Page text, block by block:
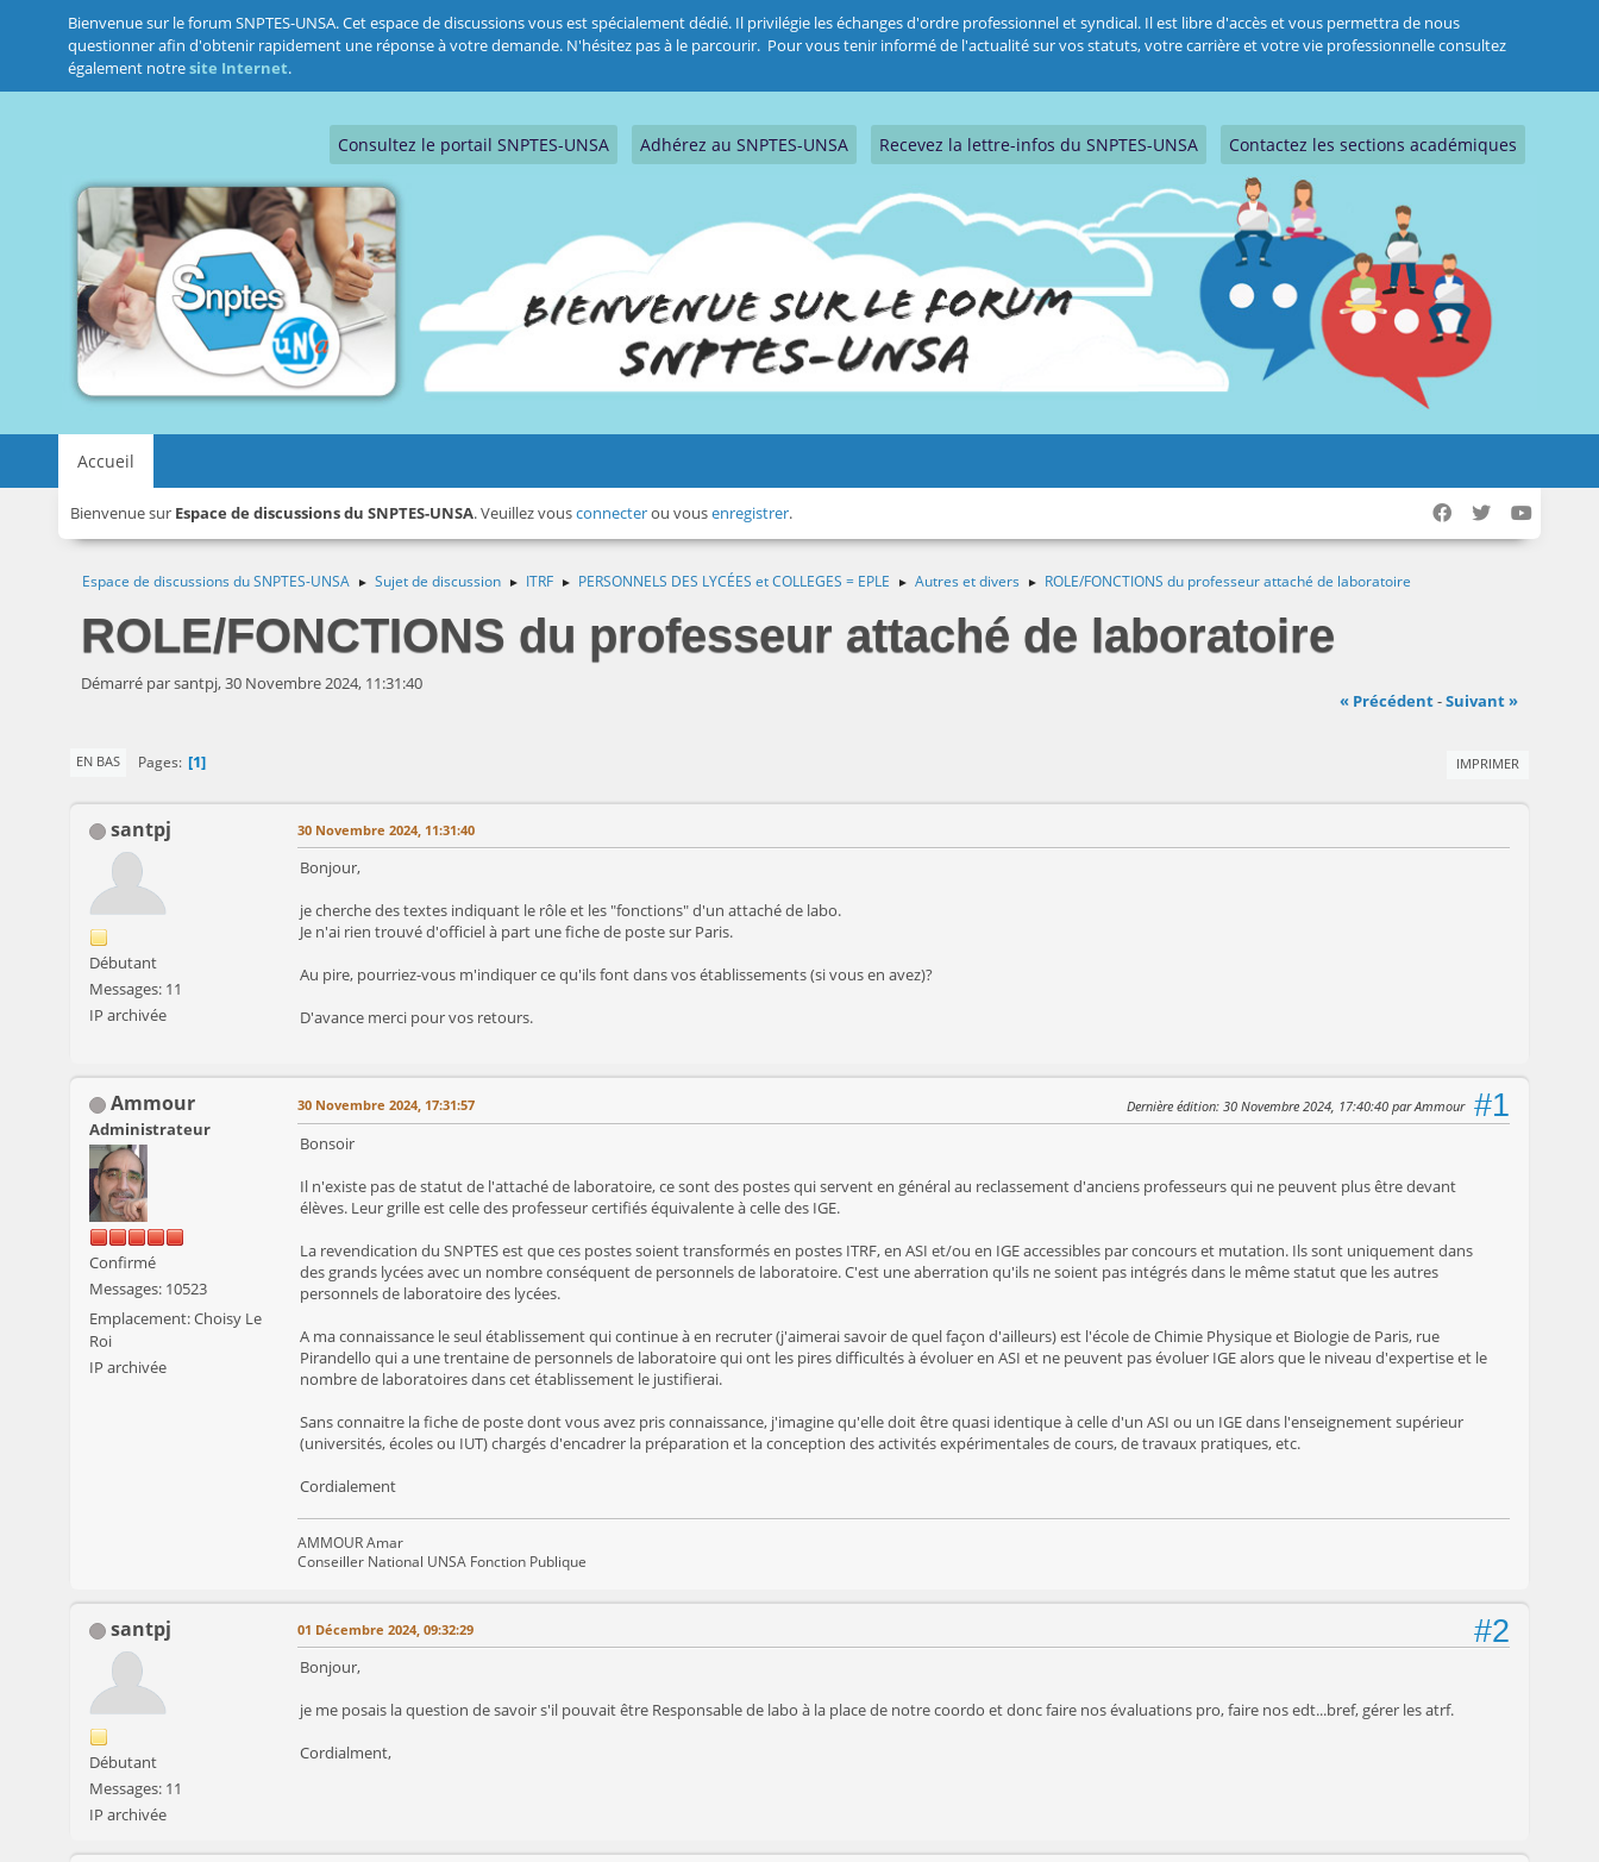
Bienvenue sur le forum SNPTES-UNSA. Cet espace de discussions vous est spécialement dédié. Il privilégie les échanges d'ordre professionnel et syndical. Il est libre d'accès et vous permettra de nous
questionner afin d'obtenir rapidement une réponse à votre demande. N'hésitez pas à le parcourir. Pour vous tenir informé de l'actualité sur vos statuts, votre carrière et votre vie professionnelle consultez
également notresite Internet.
Consultez le portail SNPTES-UNSA Adhérez au SNPTES-UNSA Recevez la lettre-infos du SNPTES-UNSA Contactez les sections académiques
Accueil
Bienvenue sur Espace de discussions du SNPTES-UNSA. Veuillez vousconnecterou vousenregistrer.
Espace de discussions du SNPTES-UNSA ► Sujet de discussion ► ITRF ► PERSONNELS DES LYCÉES et COLLEGES = EPLE ► Autres et divers ► ROLE/FONCTIONS du professeur attaché de laboratoire
ROLE/FONCTIONS du professeur attaché de laboratoire
Démarré par santpj, 30 Novembre 2024, 11:31:40
« Précédent-Suivant »
IMPRIMER
EN BAS Pages 1
santpj
Débutant
Messages: 11
IP archivée
30 Novembre 2024, 11:31:40
Bonjour,
je cherche des textes indiquant le rôle et les "fonctions" d'un attaché de labo.
Je n'ai rien trouvé d'officiel à part une fiche de poste sur Paris.
Au pire, pourriez-vous m'indiquer ce qu'ils font dans vos établissements (si vous en avez)?
D'avance merci pour vos retours.
Ammour
Administrateur
Confirmé
Messages: 10523
Emplacement: Choisy Le
Roi
IP archivée
#1
30 Novembre 2024, 17:31:57 Dernière édition: 30 Novembre 2024, 17:40:40 par Ammour
Bonsoir
Il n'existe pas de statut de l'attaché de laboratoire, ce sont des postes qui servent en général au reclassement d'anciens professeurs qui ne peuvent plus être devant
élèves. Leur grille est celle des professeur certifiés équivalente à celle des IGE.
La revendication du SNPTES est que ces postes soient transformés en postes ITRF, en ASI et/ou en IGE accessibles par concours et mutation. Ils sont uniquement dans
des grands lycées avec un nombre conséquent de personnels de laboratoire. C'est une aberration qu'ils ne soient pas intégrés dans le même statut que les autres
personnels de laboratoire des lycées.
A ma connaissance le seul établissement qui continue à en recruter (j'aimerai savoir de quel façon d'ailleurs) est l'école de Chimie Physique et Biologie de Paris, rue
Pirandello qui a une trentaine de personnels de laboratoire qui ont les pires difficultés à évoluer en ASI et ne peuvent pas évoluer IGE alors que le niveau d'expertise et le
nombre de laboratoires dans cet établissement le justifierai.
Sans connaitre la fiche de poste dont vous avez pris connaissance, j'imagine qu'elle doit être quasi identique à celle d'un ASI ou un IGE dans l'enseignement supérieur
(universités, écoles ou IUT) chargés d'encadrer la préparation et la conception des activités expérimentales de cours, de travaux pratiques, etc.
Cordialement
AMMOUR Amar
Conseiller National UNSA Fonction Publique
santpj
Débutant
Messages: 11
IP archivée
#2
01 Décembre 2024, 09:32:29
Bonjour,
je me posais la question de savoir s'il pouvait être Responsable de labo à la place de notre coordo et donc faire nos évaluations pro, faire nos edt...bref, gérer les atrf.
Cordialment,